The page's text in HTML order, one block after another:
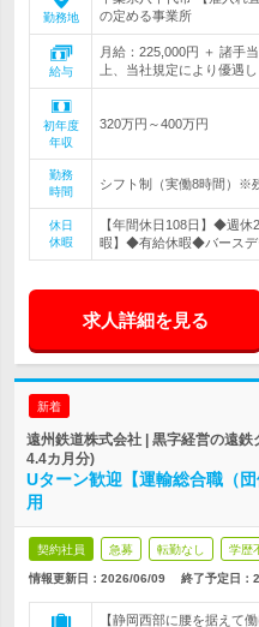
勤務地
の定める事業所
給与
月給：225,000円 ＋ 諸手
上、当社規定により優遇
初年度
年収
320万円～400万円
勤務
時間
シフト制（実働8時間）※
休日
休暇
【年間休日108日】◆週休
暇】◆有給休暇◆バースデ
求人詳細を見る
新着
遠州鉄道株式会社 | 黒字経営の遠
4.4カ月分)
Uターン歓迎【運輸総合職（
用
契約社員 急募 転勤なし 学歴
情報更新日：2026/06/09 終了予定日：
【静岡西部に腰を据えて